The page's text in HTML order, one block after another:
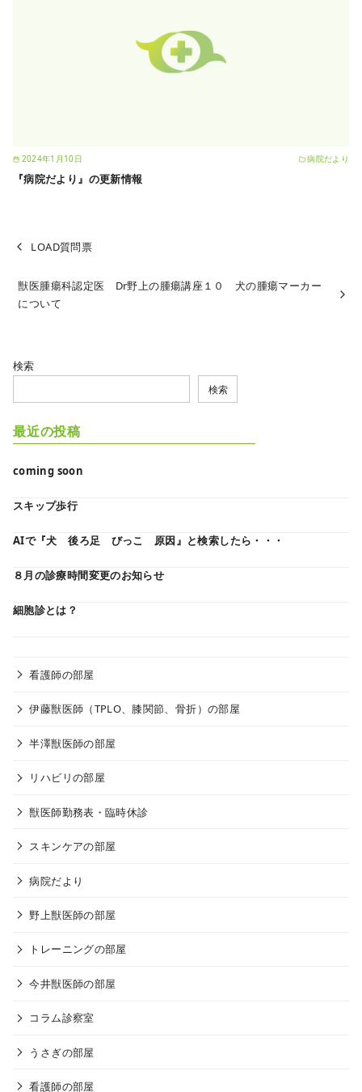
2024年1月10日 病院だより
『病院だより』の更新情報
LOAD質問票
獣医腫瘍科認定医 Dr野上の腫瘍講座１０ 犬の腫瘍マーカー
について
検索
検索
最近の投稿
coming soon
スキップ歩行
AIで『犬 後ろ足 びっこ 原因』と検索したら・・・
８月の診療時間変更のお知らせ
細胞診とは？
看護師の部屋
伊藤獣医師（TPLO、膝関節、骨折）の部屋
半澤獣医師の部屋
リハビリの部屋
獣医師勤務表・臨時休診
スキンケアの部屋
病院だより
野上獣医師の部屋
トレーニングの部屋
今井獣医師の部屋
コラム診察室
うさぎの部屋
看護師の部屋